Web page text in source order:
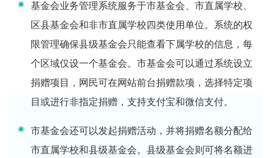
基金会业务管理系统服务于市基金会、市直属学校、
区县基金会和非市直属学校四类使用单位。系统的权
限管理确保县级基金会只能查看下属学校的信息，每
个区域仅设一个基金会。市基金会可以通过系统设立
捐赠项目，网民可在网站前台捐赠款项，选择特定项
目或进行非指定捐赠，支持支付宝和微信支付。
市基金会还可以发起捐赠活动，并将捐赠名额分配给
市直属学校和县级基金会。县级基金会则可将名额进